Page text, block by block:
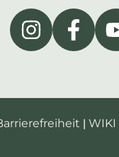
| WIKI